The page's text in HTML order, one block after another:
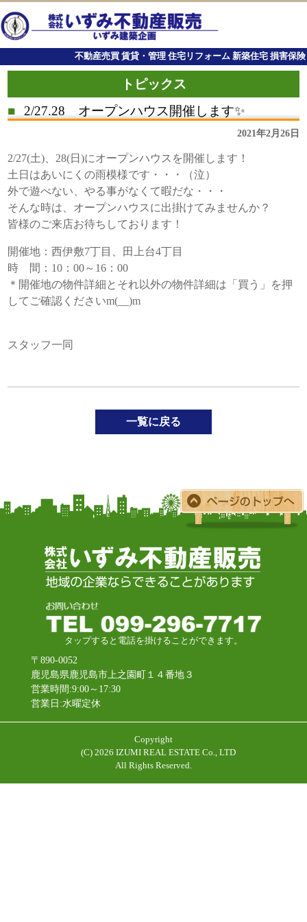
不動産売買 賃貸・管理 住宅リフォーム 新築住宅 損害保険
トピックス
■
2/27.28 オープンハウス開催します✨
2021年2月26日
2/27(土)、28(日)にオープンハウスを開催します！
土日はあいにくの雨模様です・・・（泣）
外で遊べない、やる事がなくて暇だな・・・
そんな時は、オープンハウスに出掛けてみませんか？
皆様のご来店お待ちしております！
開催地：西伊敷7丁目、田上台4丁目
時 間：10：00～16：00
＊開催地の物件詳細とそれ以外の物件詳細は「買う」を押
してご確認くださいm(__)m
スタッフ一同
一覧に戻る
タップすると電話を掛けることができます。
〒890-0052
鹿児島県鹿児島市上之園町１４番地３
営業時間:9:00～17:30
営業日:水曜定休
Copyright
(C) 2026 IZUMI REAL ESTATE Co., LTD
All Rights Reserved.